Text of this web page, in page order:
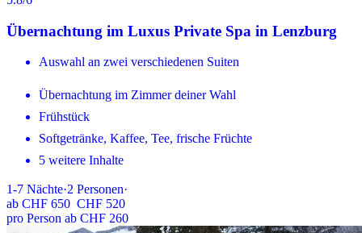
Übernachtung im Luxus Private Spa in Lenzburg
Auswahl an zwei verschiedenen Suiten
Übernachtung im Zimmer deiner Wahl
Frühstück
Softgetränke, Kaffee, Tee, frische Früchte
5 weitere Inhalte
1-7 Nächte·2 Personen·
ab CHF 650 CHF 520
pro Person ab CHF 260